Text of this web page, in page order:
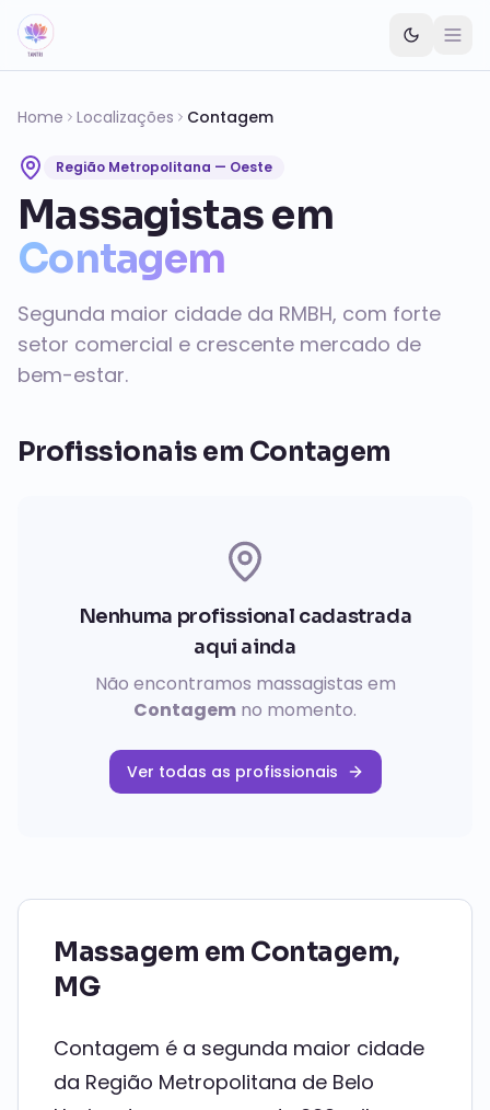
Pular para o conteúdo principal
Home Localizações Contagem
Região Metropolitana — Oeste
Massagistas em
Contagem
Segunda maior cidade da RMBH, com forte
setor comercial e crescente mercado de
bem-estar.
Profissionais em Contagem
Nenhuma profissional cadastrada
aqui ainda
Não encontramos massagistas em
Contagem no momento.
Ver todas as profissionais
Massagem em Contagem,
MG
Contagem é a segunda maior cidade
da Região Metropolitana de Belo